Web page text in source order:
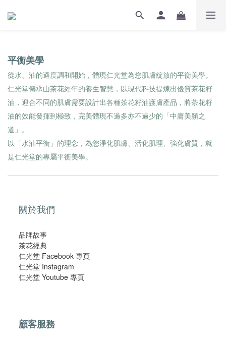
平衡美學
從水、油的適度調和開始，體現仁光堂為您肌膚綻放的平衡美學。
仁光堂傳承山茶花經年的養生智慧，以現代科技提煉出優質茶花籽
油，迎合不同的肌膚需要設計出各種茶花籽油護膚產品，將茶花籽
油的效能發揮到極致，完美體現不過多亦不過少的「中庸美顏之
道」。
以「水油平衡」的理念，為您淨化肌膚、活化肌理、強化膚質，就
是仁光堂的專屬平衡美學。
關於我們
品牌故事
茶花經典
仁光堂 Facebook 專頁
仁光堂 Instagram
仁光堂 Youtube 專頁
顧客服務